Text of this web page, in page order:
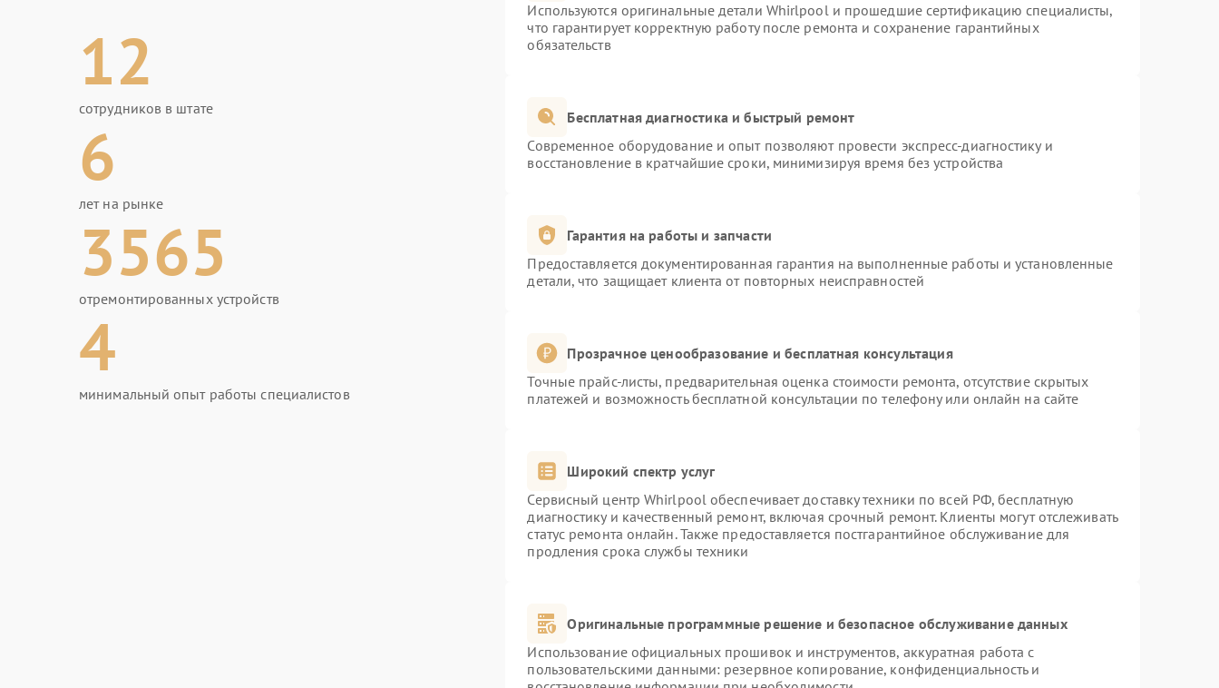
12
сотрудников в штате
6
лет на рынке
3565
отремонтированных устройств
4
минимальный опыт работы специалистов
Используются оригинальные детали Whirlpool и прошедшие сертификацию специалисты,
что гарантирует корректную работу после ремонта и сохранение гарантийных
обязательств
Бесплатная диагностика и быстрый ремонт
Современное оборудование и опыт позволяют провести экспресс-диагностику и
восстановление в кратчайшие сроки, минимизируя время без устройства
Гарантия на работы и запчасти
Предоставляется документированная гарантия на выполненные работы и установленные
детали, что защищает клиента от повторных неисправностей
Прозрачное ценообразование и бесплатная консультация
Точные прайс-листы, предварительная оценка стоимости ремонта, отсутствие скрытых
платежей и возможность бесплатной консультации по телефону или онлайн на сайте
Широкий спектр услуг
Сервисный центр Whirlpool обеспечивает доставку техники по всей РФ, бесплатную
диагностику и качественный ремонт, включая срочный ремонт. Клиенты могут отслеживать
статус ремонта онлайн. Также предоставляется постгарантийное обслуживание для
продления срока службы техники
Оригинальные программные решение и безопасное обслуживание данных
Использование официальных прошивок и инструментов, аккуратная работа с
пользовательскими данными: резервное копирование, конфиденциальность и